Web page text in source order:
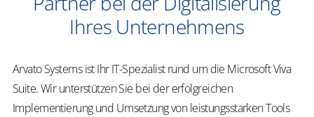
Ihres Unternehmens
Arvato Systems ist Ihr IT-Spezialist rund um die Microsoft Viva
Suite. Wir unterstützen Sie bei der erfolgreichen
Implementierung und Umsetzung von leistungsstarken Tools